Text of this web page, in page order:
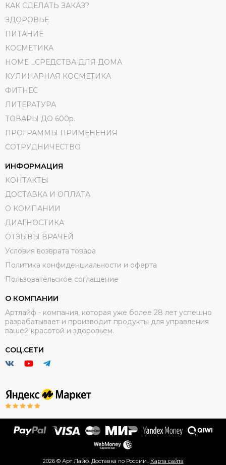
КАК СДЕЛАТЬ ЗАКАЗ?
ЗДОРОВЬЕ
ПИТАНИЕ
КОСМЕТИКА
HOME _СРЕДСТВА ДЛЯ ДОМА
КУЛИНАРНАЯ КОСМЕТИКА
ФИТНЕС
ЛИТЕРАТУРА
ТОВАРЫ ДО 600р.
ПРОГРАММЫ ПРИМЕНЕНИЯ
СОТРУДНИЧЕСТВО
ИНФОРМАЦИЯ
КОНТАКТЫ
ДОСТАВКА И ОПЛАТА
О КОМПАНИИ
ДИАГНОСТИКА
ОТЗЫВЫ ВРАЧЕЙ
Условия возврата товара
Политика конфиденциальности и оферта
Пользовательское соглашение
О КОМПАНИИ
Артлайф - компания, которая уже более 28 лет успешно
разрабатывает и производит продукты для управления
вашей красотой и здоровьем.
СОЦ.СЕТИ
2026 © Арт Лайф. Доставка по России.. Карта сайта